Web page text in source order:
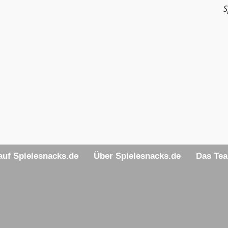
Spielesnacks.de Über Spielesnacks.de Das